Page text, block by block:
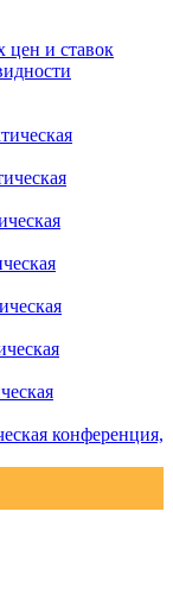
цен и ставок
конференция,